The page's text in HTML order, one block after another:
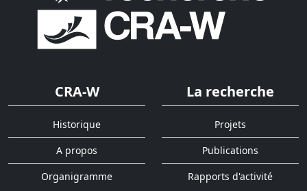
CRA-W
Historique
A propos
Organigramme
La recherche
Projets
Publications
Rapports d'activité